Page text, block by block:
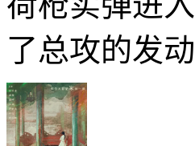
了总攻的发